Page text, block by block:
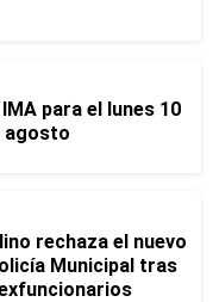
para el lunes 10
agosto
rechaza el nuevo
Municipal tras